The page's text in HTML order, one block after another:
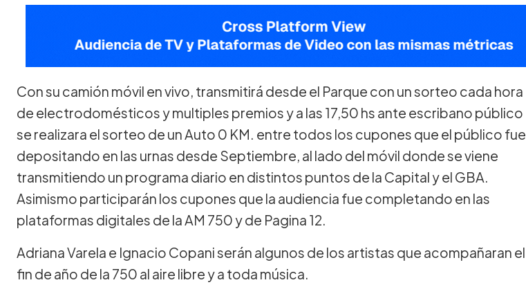
Con su camión móvil en vivo, transmitirá desde el Parque con un sorteo cada hora
de electrodomésticos y multiples premios y a las 17,50 hs ante escribano público
se realizara el sorteo de un Auto 0 KM. entre todos los cupones que el público fue
depositando en las urnas desde Septiembre, al lado del móvil donde se viene
transmitiendo un programa diario en distintos puntos de la Capital y el GBA.
Asimismo participarán los cupones que la audiencia fue completando en las
plataformas digitales de la AM 750 y de Pagina 12.
Adriana Varela e Ignacio Copani serán algunos de los artistas que acompañaran el
fin de año de la 750 al aire libre y a toda música.